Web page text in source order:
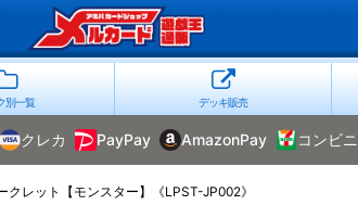
別一覧 デッキ販売
クレカ PayPay AmazonPay コンビニ
レット【モンスター】《LPST-JP002》